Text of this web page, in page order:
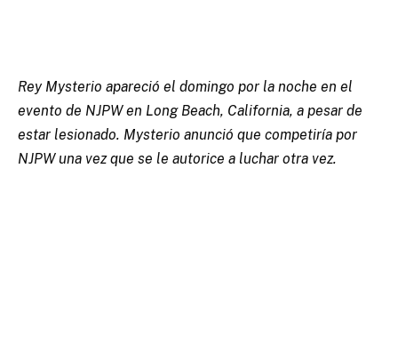
Rey Mysterio apareció el domingo por la noche en el
evento de NJPW en Long Beach, California, a pesar de
estar lesionado. Mysterio anunció que competiría por
NJPW una vez que se le autorice a luchar otra vez.